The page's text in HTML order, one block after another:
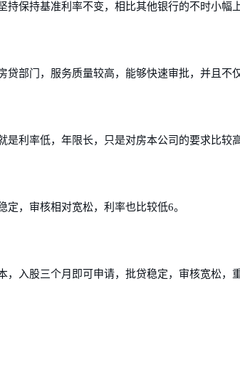
持保持基准利率不变，相比其他银行的不时小幅
贷部门，服务质量较高，能够快速审批，并且不
是利率低，年限长，只是对房本公司的要求比较
定，审核相对宽松，利率也比较低6。
，入股三个月即可申请，批贷稳定，审核宽松，